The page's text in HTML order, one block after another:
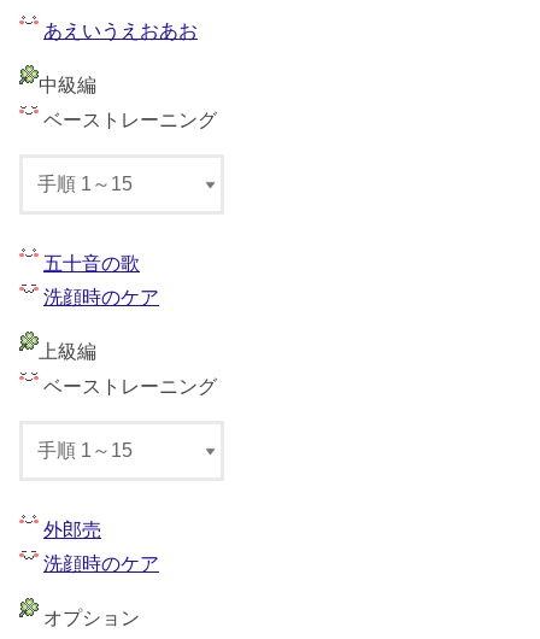
あえいうえおあお
中級編
ベーストレーニング
五十音の歌
洗顔時のケア
上級編
ベーストレーニング
外郎売
洗顔時のケア
オプション